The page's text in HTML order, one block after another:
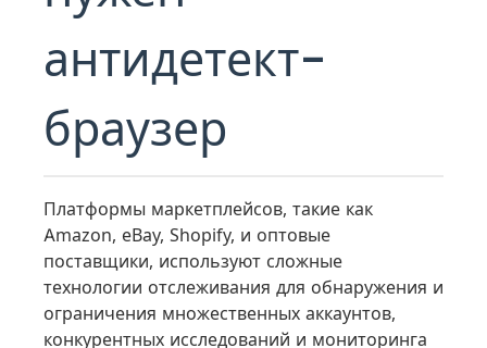
антидетект-
браузер
Платформы маркетплейсов, такие как
Amazon, eBay, Shopify, и оптовые
поставщики, используют сложные
технологии отслеживания для обнаружения и
ограничения множественных аккаунтов,
конкурентных исследований и мониторинга